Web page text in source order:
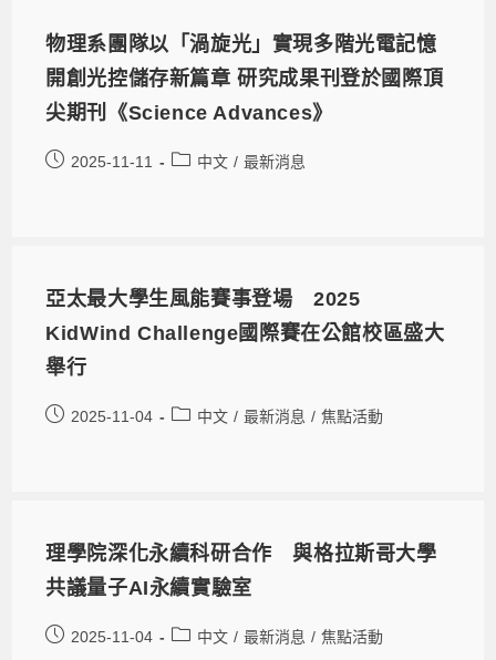
物理系團隊以「渦旋光」實現多階光電記憶
開創光控儲存新篇章 研究成果刊登於國際頂
尖期刊《Science Advances》
2025-11-11 中文 / 最新消息
亞太最大學生風能賽事登場 2025
KidWind Challenge國際賽在公館校區盛大
舉行
2025-11-04 中文 / 最新消息 / 焦點活動
理學院深化永續科研合作 與格拉斯哥大學
共議量子AI永續實驗室
2025-11-04 中文 / 最新消息 / 焦點活動